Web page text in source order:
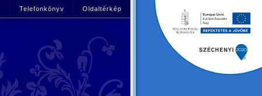
Telefonkönyv Oldaltérkép